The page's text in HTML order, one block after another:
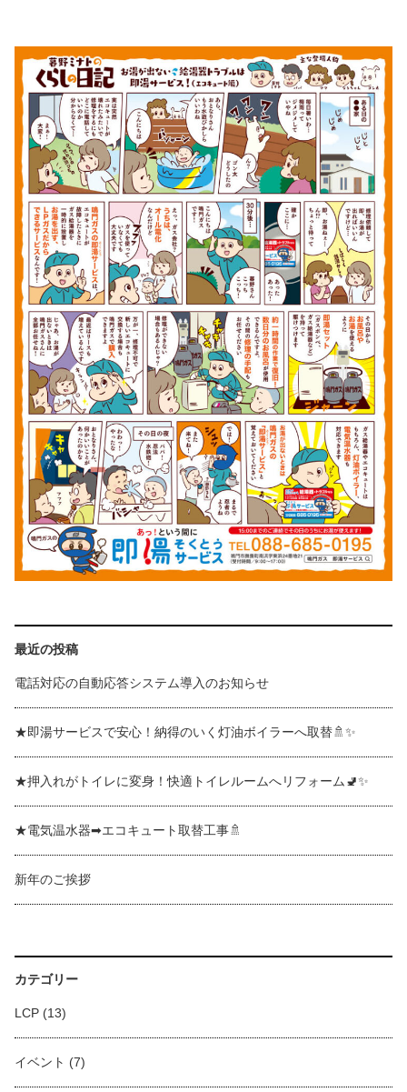
最近の投稿
電話対応の自動応答システム導入のお知らせ
★即湯サービスで安心！納得のいく灯油ボイラーへ取替🚿✨
★押入れがトイレに変身！快適トイレルームへリフォーム🚽✨
★電気温水器➡エコキュート取替工事🚿
新年のご挨拶
カテゴリー
LCP (13)
イベント (7)